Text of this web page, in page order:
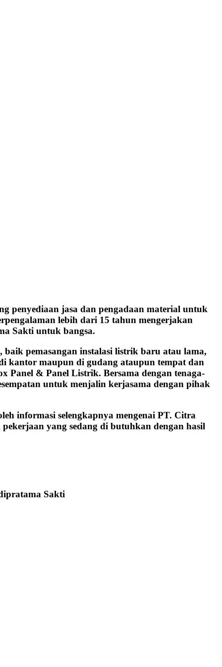
penyediaan jasa dan pengadaan material untuk
lebih dari 15 tahun mengerjakan
Sakti untuk bangsa.
pemasangan instalasi listrik baru atau lama,
kantor maupun di gudang ataupun tempat dan
Panel & Panel Listrik. Bersama dengan tenaga-
untuk menjalin kerjasama dengan pihak
informasi selengkapnya mengenai PT. Citra
yang sedang di butuhkan dengan hasil
Sakti